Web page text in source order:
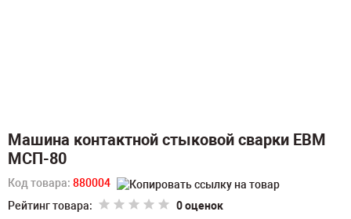
Машина контактной стыковой сварки ЕВМ
МСП-80
Код товара: 880004
Рейтинг товара:
0 оценок